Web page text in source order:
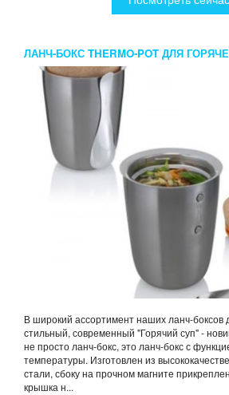
ЛАНЧ-БОКС THERMO-POT ДЛЯ
В широкий ассортимент наших ланч-боксов
стильный, современный "Горячий суп" -
не просто ланч-бокс, это ланч-бокс с
температуры. Изготовлен из
стали, сбоку на прочном магните
крышка н...